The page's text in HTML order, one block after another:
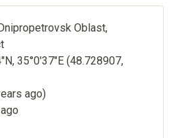
35°0'37"E (48.728907,
ago)